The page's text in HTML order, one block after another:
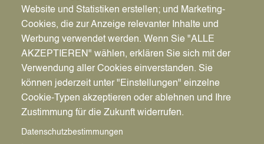
Pfadnavigation
Wirtschaft | Bauen | Umwelt Wirtschaftsförderung News
Wirtschafts-
Website und Statistiken erstellen; und Marketing-
Cookies, die zur Anzeige relevanter Inhalte und
Werbung verwendet werden. Wenn Sie "ALLE
AKZEPTIEREN" wählen, erklären Sie sich mit der
Verwendung aller Cookies einverstanden. Sie
können jederzeit unter "Einstellungen" einzelne
Cookie-Typen akzeptieren oder ablehnen und Ihre
Zustimmung für die Zukunft widerrufen.
Datenschutzbestimmungen